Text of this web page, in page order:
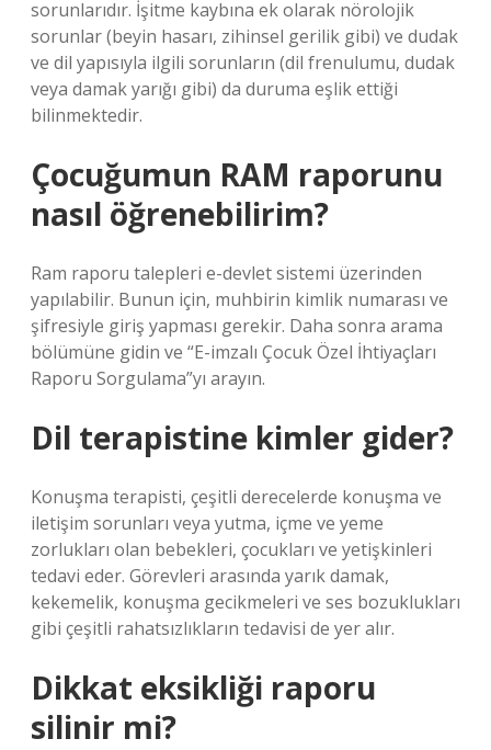
sorunlarıdır. İşitme kaybına ek olarak nörolojik
sorunlar (beyin hasarı, zihinsel gerilik gibi) ve dudak
ve dil yapısıyla ilgili sorunların (dil frenulumu, dudak
veya damak yarığı gibi) da duruma eşlik ettiği
bilinmektedir.
Çocuğumun RAM raporunu
nasıl öğrenebilirim?
Ram raporu talepleri e-devlet sistemi üzerinden
yapılabilir. Bunun için, muhbirin kimlik numarası ve
şifresiyle giriş yapması gerekir. Daha sonra arama
bölümüne gidin ve “E-imzalı Çocuk Özel İhtiyaçları
Raporu Sorgulama”yı arayın.
Dil terapistine kimler gider?
Konuşma terapisti, çeşitli derecelerde konuşma ve
iletişim sorunları veya yutma, içme ve yeme
zorlukları olan bebekleri, çocukları ve yetişkinleri
tedavi eder. Görevleri arasında yarık damak,
kekemelik, konuşma gecikmeleri ve ses bozuklukları
gibi çeşitli rahatsızlıkların tedavisi de yer alır.
Dikkat eksikliği raporu
silinir mi?